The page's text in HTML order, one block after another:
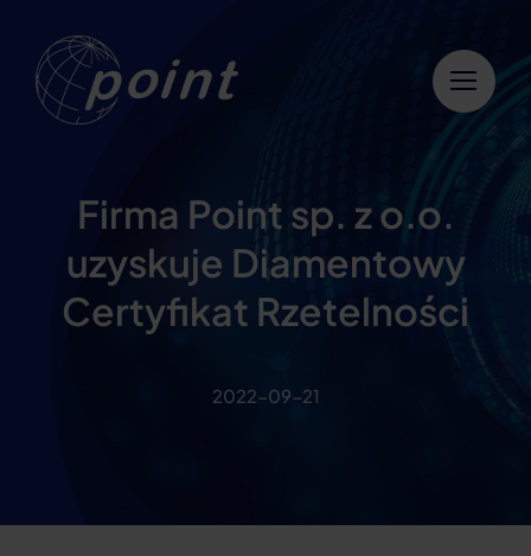
zawartości
Firma Point sp. z o.o.
uzyskuje Diamentowy
Certyfikat Rzetelności
2022-09-21